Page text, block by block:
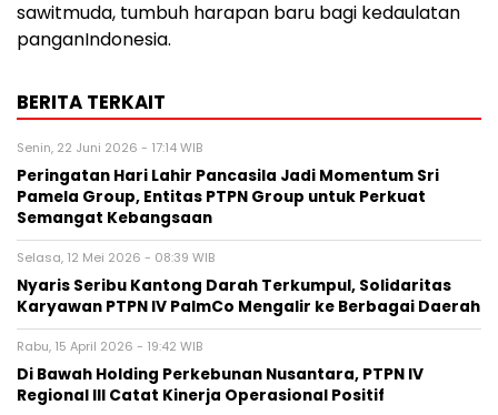
sawitmuda, tumbuh harapan baru bagi kedaulatan
panganIndonesia.
BERITA TERKAIT
Senin, 22 Juni 2026 - 17:14 WIB
Peringatan Hari Lahir Pancasila Jadi Momentum Sri
Pamela Group, Entitas PTPN Group untuk Perkuat
Semangat Kebangsaan
Selasa, 12 Mei 2026 - 08:39 WIB
Nyaris Seribu Kantong Darah Terkumpul, Solidaritas
Karyawan PTPN IV PalmCo Mengalir ke Berbagai Daerah
Rabu, 15 April 2026 - 19:42 WIB
Di Bawah Holding Perkebunan Nusantara, PTPN IV
Regional III Catat Kinerja Operasional Positif